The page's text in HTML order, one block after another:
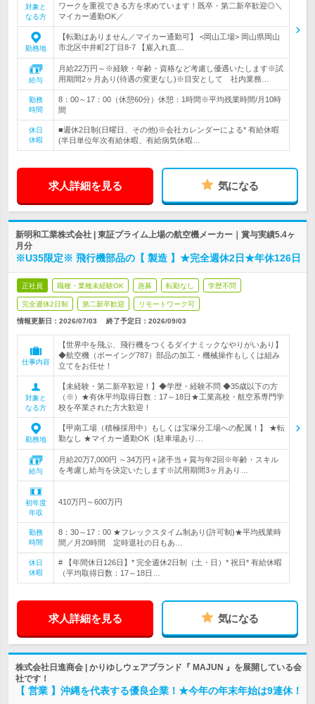
対象と
なる方
ワークを重視できる方を求めています！既卒・第二新卒歓迎◎＼
マイカー通勤OK／
勤務地
【転勤はありません／マイカー通勤可】 <岡山工場> 岡山県岡山
市北区中井町2丁目8-7 【雇入れ直…
給与
月給22万円～※経験・年齢・資格など考慮し優遇いたします※試
用期間2ヶ月あり(待遇の変更なし)※目安として 社内業務…
勤務
時間
8：00～17：00（休憩60分）休憩：1時間※平均残業時間/月10時
間
休日
休暇
■週休2日制(日曜日、その他)※会社カレンダーによる* 有給休暇
(半日単位年次有給休暇、有給病気休暇…
求人詳細を見る 気になる
新明和工業株式会社 | 東証プライム上場の航空機メーカー｜賞与実績5.4ヶ
月分
※U35限定※ 飛行機部品の【 製造 】★完全週休2日★年休126日
正社員 職種・業種未経験OK 急募 転勤なし 学歴不問
完全週休2日制 第二新卒歓迎 リモートワーク可
情報更新日：2026/07/03 終了予定日： 2026/09/03
仕事内容
【世界中を飛ぶ、飛行機をつくるダイナミックなやりがいあり】
◆航空機（ボーイング787）部品の加工・機械操作もしくは組み
立てをお任せ！
対象と
なる方
【未経験・第二新卒歓迎！】◆学歴・経験不問 ◆35歳以下の方
（※）★有休平均取得日数：17～18日★工業高校・航空系専門学
校を卒業された方大歓迎！
勤務地
【甲南工場（積極採用中）もしくは宝塚分工場への配属！】 ★転
勤なし ★マイカー通勤OK（駐車場あり…
給与
月給20万7,000円 ～34万円＋諸手当＋賞与年2回※年齢・スキル
を考慮し給与を決定いたします※試用期間3ヶ月あり…
初年度
年収
410万円～600万円
勤務
時間
8：30～17：00 ★フレックスタイム制あり(許可制)★平均残業時
間／月20時間 定時退社の日もあ…
休日
休暇
# 【年間休日126日】* 完全週休2日制（土・日）* 祝日* 有給休暇
（平均取得日数：17～18日…
求人詳細を見る 気になる
株式会社日進商会 | かりゆしウェアブランド『 MAJUN 』を展開している会
社です！
【 営業 】沖縄を代表する優良企業！★今年の年末年始は9連休！